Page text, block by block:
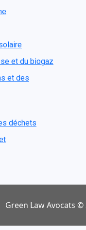
et du biogaz
et des
déchets
Green Law Avocats